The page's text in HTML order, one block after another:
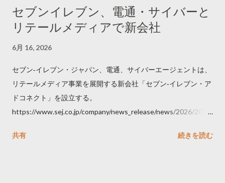
セブンイレブン、電通・サイバーと
リテールメディアで新会社
6月 16, 2026
セブン‐イレブン・ジャパン、電通、サイバーエージェントは、
リテールメディア事業を展開する新会社「セブン‐イレブン・ア
ドコネクト」を設立する。
https://www.sej.co.jp/company/news_release/news/2026/2026
共有
続きを読む